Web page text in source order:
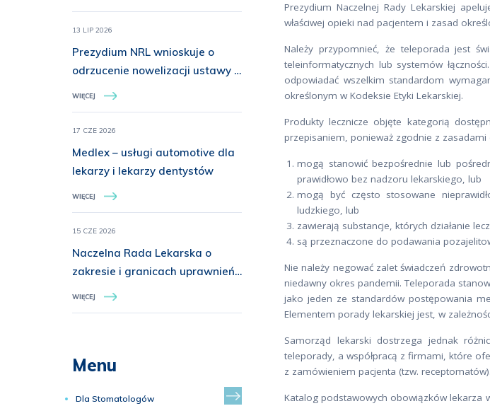
ochrony prawnej
13 LIP 2026
Prezydium NRL wnioskuje o
odrzucenie nowelizacji ustawy o
zawodach lekarza i lekarza
WIĘCEJ
17 CZE 2026
Medlex – usługi automotive dla
lekarzy i lekarzy dentystów
WIĘCEJ
15 CZE 2026
Naczelna Rada Lekarska o
zakresie i granicach uprawnień
zawodowych w ochronie
WIĘCEJ
Menu
Dla Stomatologów
Prezydium Naczelnej Rady Lekarskiej
właściwej opieki nad pacjentem i zasad
Należy przypomnieć, że teleporada jest
teleinformatycznych lub systemów
odpowiadać wszelkim standardom
określonym w Kodeksie Etyki Lekarskiej.
Produkty lecznicze objęte kategorią
przepisaniem, ponieważ zgodnie z
mogą stanowić bezpośrednie lub
prawidłowo bez nadzoru lekarskiego, lub
mogą być często stosowane
ludzkiego, lub
zawierają substancje, których działanie
są przeznaczone do podawania
Nie należy negować zalet świadczeń
niedawny okres pandemii. Teleporada
jako jeden ze standardów postępowania
Elementem porady lekarskiej jest, w
Samorząd lekarski dostrzega jednak
teleporady, a współpracą z firmami, które
z zamówieniem pacjenta (tzw. receptomatów).
Katalog podstawowych obowiązków lekarza